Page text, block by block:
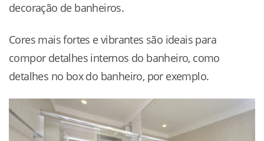
decoração de banheiros.
Cores mais fortes e vibrantes são ideais para
compor detalhes internos do banheiro, como
detalhes no box do banheiro, por exemplo.